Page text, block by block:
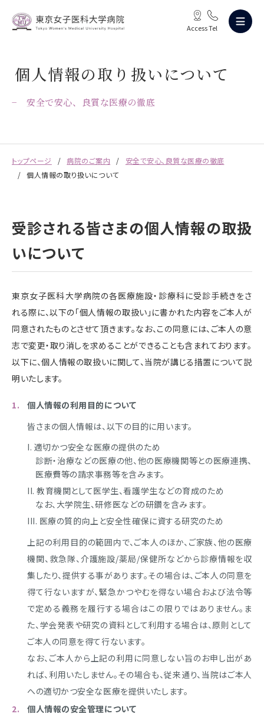
AccessTel
個人情報の取り扱いについて
安全で安心、良質な医療の徹底
トップページ 病院のご案内
安全で安心、良質な医療の徹底
個人情報の取り扱いについて
受診される皆さまの個人情報の取扱
いについて
東京女子医科大学病院の各医療施設・診療科に受診手続きをさ
れる際に、以下の「個人情報の取扱い」に書かれた内容をご本人が
同意されたものとさせて頂きます。なお、この同意には、ご本人の意
志で変更・取り消しを求めることができることも含まれております。
以下に、個人情報の取扱いに関して、当院が講じる措置について説
明いたします。
個人情報の利用目的について
皆さまの個人情報は、以下の目的に用います。
適切かつ安全な医療の提供のため
診断・治療などの医療の他、他の医療機関等との医療連携、
医療費等の請求事務等を含みます。
教育機関として医学生、看護学生などの育成のため
なお、大学院生、研修医などの研鑽を含みます。
医療の質的向上と安全性確保に資する研究のため
上記の利用目的の範囲内で、ご本人のほか、ご家族、他の医療
機関、救急隊、介護施設/薬局/保健所などから診療情報を収
集したり、提供する事があります。その場合は、ご本人の同意を
得て行ないますが、緊急かつやむを得ない場合および法令等
で定める義務を履行する場合はこの限りではありません。ま
た、学会発表や研究の資料として利用する場合は、原則として
ご本人の同意を得て行ないます。
なお、ご本人から上記の利用に同意しない旨のお申し出があ
れば、利用いたしません。その場合も、従来通り、当院はご本人
への適切かつ安全な医療を提供いたします。
個人情報の安全管理について